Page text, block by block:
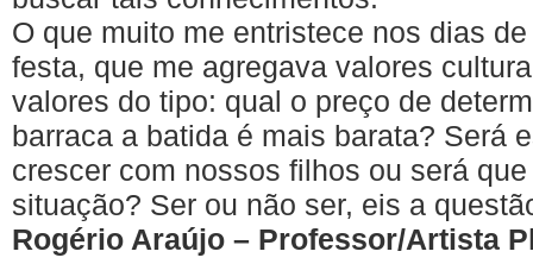
O que muito me entristece nos dias
festa, que me agregava valores
valores do tipo: qual o preço de
barraca a batida é mais barata? Será
crescer com nossos filhos ou será
situação? Ser ou não ser, eis a
Rogério Araújo – Professor/Artista